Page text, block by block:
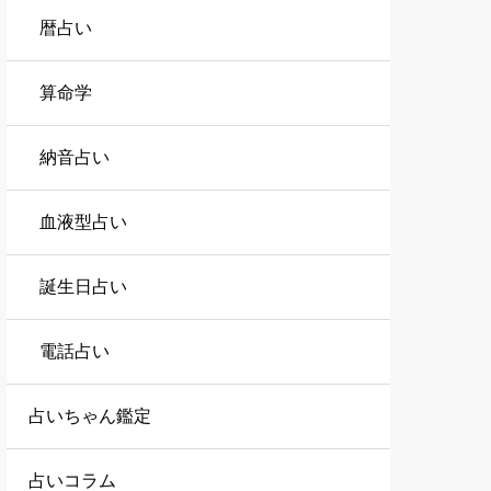
暦占い
算命学
納音占い
血液型占い
誕生日占い
電話占い
占いちゃん鑑定
占いコラム